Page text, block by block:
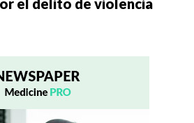
el delito de violencia